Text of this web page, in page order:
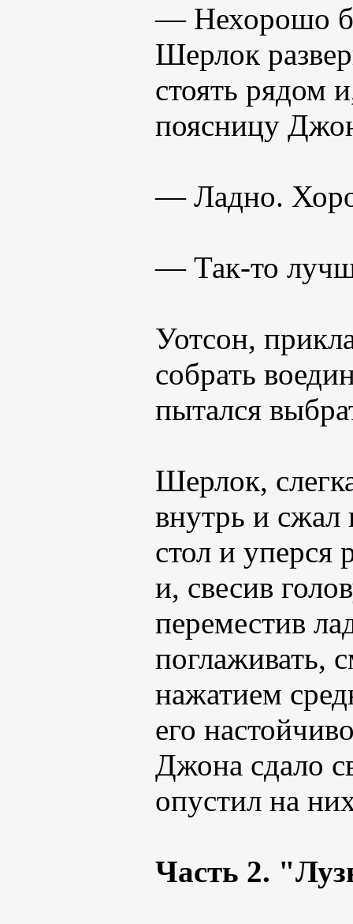
— Нехорошо
Шерлок
стоять рядом
поясницу
— Ладно.
— Так-то
Уотсон,
собрать
пытался
Шерлок,
внутрь и
стол и уперся
и, свесив
переместив
поглаживать,
нажатием
его
Джона сдало
опустил на
Часть 2.